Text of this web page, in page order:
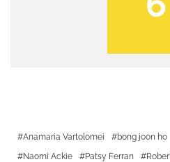
Anamaria Vartolomei bong joon ho
Naomi Ackie
Patsy Ferran